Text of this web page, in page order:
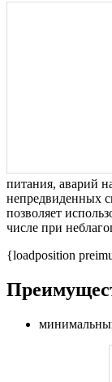
питания, аварий
непредвиденных
позволяет
числе при
{loadposition